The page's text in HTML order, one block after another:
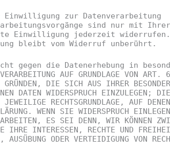
zur Datenverarbeitung
sind nur mit
Einwilligung jederzeit widerrufen.
bleibt vom Widerruf unberührt.
gegen die Datenerhebung in
AUF GRUNDLAGE VON
GRÜNDEN, DIE SICH AUS IHRER
DATEN WIDERSPRUCH
RECHTSGRUNDLAGE, AUF
WENN SIE WIDERSPRUCH
ES SEI DENN, WIR KÖNNEN
IHRE INTERESSEN, RECHTE UND
AUSÜBUNG ODER VERTEIDIGUNG VON